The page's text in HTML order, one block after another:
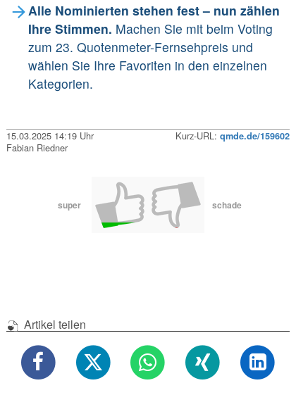
Alle Nominierten stehen fest – nun zählen
Ihre Stimmen. Machen Sie mit beim Voting
zum 23. Quotenmeter-Fernsehpreis und
wählen Sie Ihre Favoriten in den einzelnen
Kategorien.
15.03.2025 14:19 Uhr Kurz-URL: qmde.de/159602
Fabian Riedner
super schade
Artikel teilen